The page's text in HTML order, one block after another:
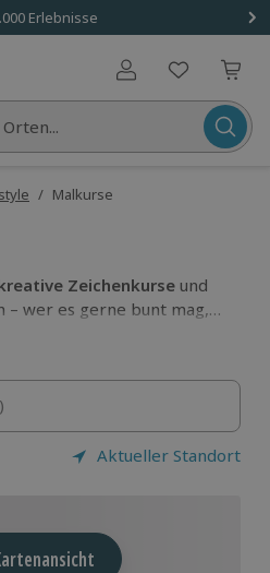
Erlebnisse
Benutzerkonto
/ Malkurse
Zeichenkurse und
– wer es gerne bunt mag,
dank der richtigen
Malkursen gar keine große
beeindrucke
Aktueller Standort